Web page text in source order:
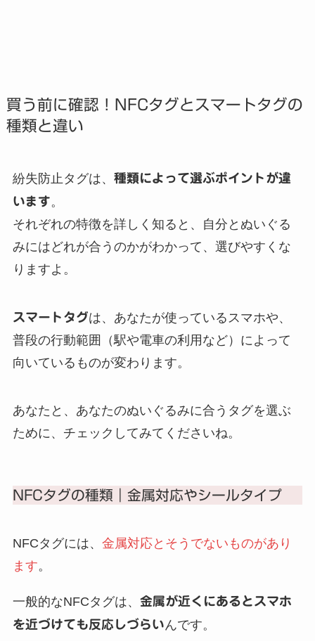
買う前に確認！NFCタグとスマートタグの
種類と違い
紛失防止タグは、 種類によって選ぶポイントが違
います。
それぞれの特徴を詳しく知ると、自分とぬいぐる
みにはどれが合うのかがわかって、選びやすくな
りますよ。
スマートタグは、あなたが使っているスマホや、
普段の行動範囲（駅や電車の利用など）によって
向いているものが変わります。
あなたと、あなたのぬいぐるみに合うタグを選ぶ
ために、チェックしてみてくださいね。
NFCタグの種類｜金属対応やシールタイプ
NFCタグには、 金属対応とそうでないものがあり
ます。
一般的なNFCタグは、 金属が近くにあるとスマホ
を近づけても反応しづらいんです。